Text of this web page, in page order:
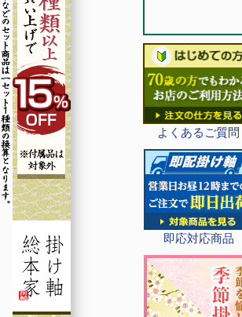
よくあるご質問
即応対応商品